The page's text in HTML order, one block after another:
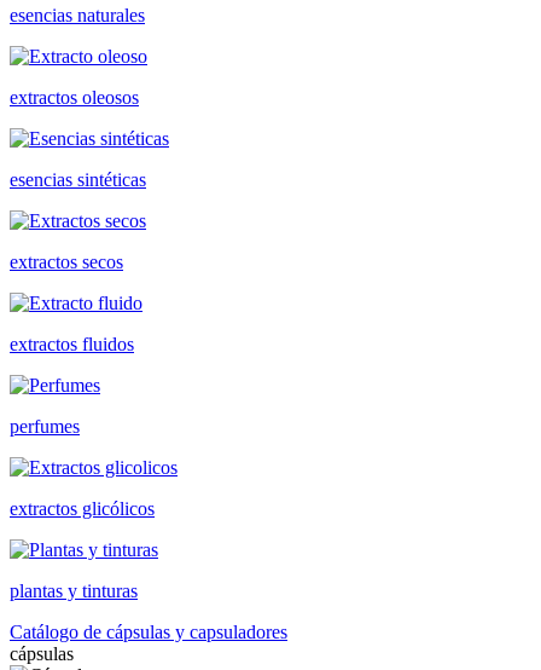
esencias naturales
extractos oleosos
esencias sintéticas
extractos secos
extractos fluidos
perfumes
extractos glicólicos
plantas y tinturas
Catálogo de cápsulas y capsuladores
cápsulas